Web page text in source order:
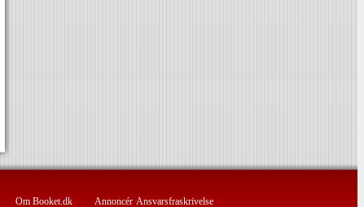
Om Booket.dk Annoncér Ansvarsfraskrivelse